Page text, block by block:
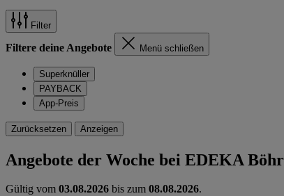
Filter
Filtere deine Angebote Menü schließen
Superknüller
PAYBACK
App-Preis
Zurücksetzen Anzeigen
Angebote der Woche bei EDEKA Böhr
Gültig vom 03.08.2026 bis zum 08.08.2026.